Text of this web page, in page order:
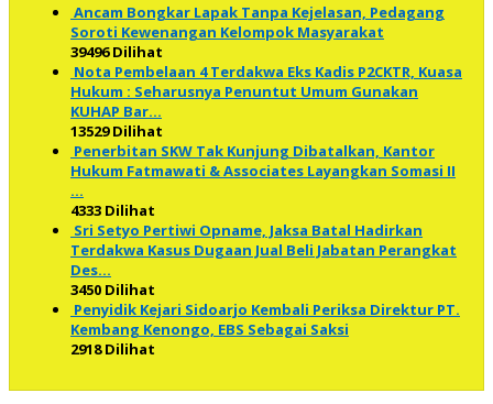
Ancam Bongkar Lapak Tanpa Kejelasan, Pedagang
Soroti Kewenangan Kelompok Masyarakat
39496 Dilihat
Nota Pembelaan 4 Terdakwa Eks Kadis P2CKTR, Kuasa
Hukum : Seharusnya Penuntut Umum Gunakan
KUHAP Bar…
13529 Dilihat
Penerbitan SKW Tak Kunjung Dibatalkan, Kantor
Hukum Fatmawati & Associates Layangkan Somasi II
…
4333 Dilihat
Sri Setyo Pertiwi Opname, Jaksa Batal Hadirkan
Terdakwa Kasus Dugaan Jual Beli Jabatan Perangkat
Des…
3450 Dilihat
Penyidik Kejari Sidoarjo Kembali Periksa Direktur PT.
Kembang Kenongo, EBS Sebagai Saksi
2918 Dilihat